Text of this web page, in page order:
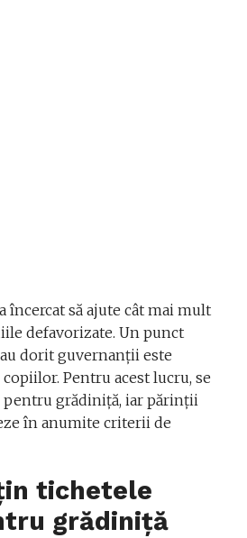
încercat să ajute cât mai mult
defavorizate. Un punct
dorit guvernanții este
Pentru acest lucru, se
pentru grădiniță, iar părinții
în anumite criterii de
tichetele
grădiniță